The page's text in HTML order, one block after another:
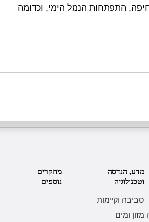
התפתחות הנמל הימי, וכדומה
מדע, הנדסה
וטכנולוגיה
סביבה וקיימות
מזון ומים
מחקרים
נוספים